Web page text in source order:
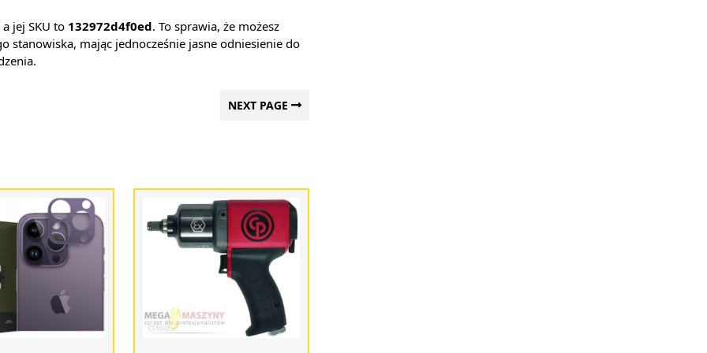
a jej SKU to 132972d4f0ed. To sprawia, że możesz
stanowiska, mając jednocześnie jasne odniesienie do
NEXT PAGE